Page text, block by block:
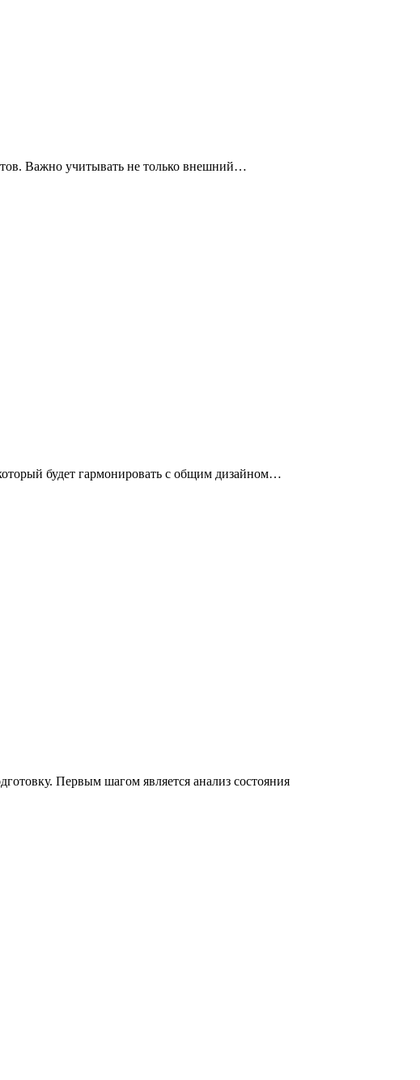
Важно учитывать не только внешний…
будет гармонировать с общим дизайном…
Первым шагом является анализ состояния